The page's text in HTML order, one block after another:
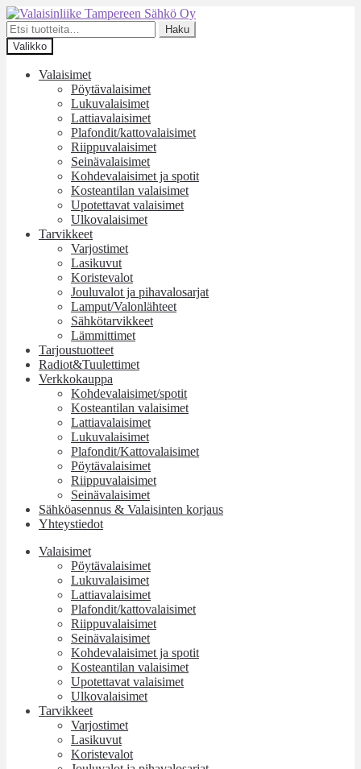
Siirry
navigointiin
Siirry
sisältöön
Etsi:
Haku
Valikko
Valaisimet
Pöytävalaisimet
Lukuvalaisimet
Lattiavalaisimet
Plafondit/kattovalaisimet
Riippuvalaisimet
Seinävalaisimet
Kohdevalaisimet ja spotit
Kosteantilan valaisimet
Upotettavat valaisimet
Ulkovalaisimet
Tarvikkeet
Varjostimet
Lasikuvut
Koristevalot
Jouluvalot ja pihavalosarjat
Lamput/Valonlähteet
Sähkötarvikkeet
Lämmittimet
Tarjoustuotteet
Radiot&Tuulettimet
Verkkokauppa
Kohdevalaisimet/spotit
Kosteantilan valaisimet
Lattiavalaisimet
Lukuvalaisimet
Plafondit/Kattovalaisimet
Pöytävalaisimet
Riippuvalaisimet
Seinävalaisimet
Sähköasennus & Valaisinten korjaus
Yhteystiedot
Valaisimet
Pöytävalaisimet
Lukuvalaisimet
Lattiavalaisimet
Plafondit/kattovalaisimet
Riippuvalaisimet
Seinävalaisimet
Kohdevalaisimet ja spotit
Kosteantilan valaisimet
Upotettavat valaisimet
Ulkovalaisimet
Tarvikkeet
Varjostimet
Lasikuvut
Koristevalot